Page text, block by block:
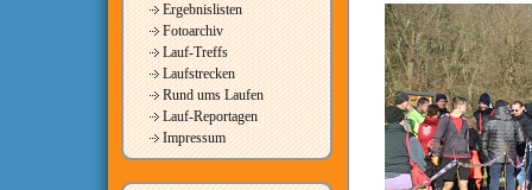
Ergebnislisten
Fotoarchiv
Lauf-Treffs
Laufstrecken
Rund ums Laufen
Lauf-Reportagen
Impressum